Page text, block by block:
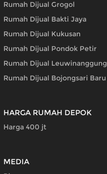
Rumah Dijual Grogol
Rumah Dijual Bakti Jaya
Rumah Dijual Kukusan
Rumah Dijual Pondok Petir
Rumah Dijual Leuwinanggung
Rumah Dijual Bojongsari Baru
HARGA RUMAH DEPOK
Harga 400 jt
MEDIA